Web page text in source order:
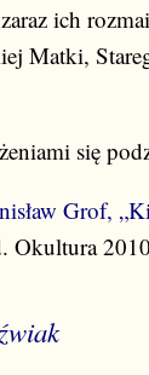
ich
Matki,
się
Grof,
Okultura